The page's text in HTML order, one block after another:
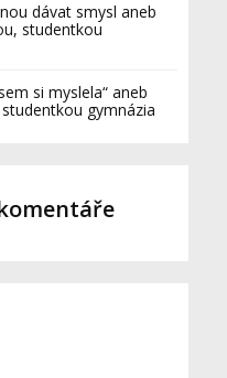
dávat smysl aneb
studentkou
si myslela“ aneb
gymnázia